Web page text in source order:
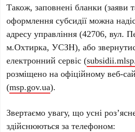
Також, заповнені бланки (заяви
оформлення субсидії можна
адресу управління (42706, вул.
м.Охтирка, УСЗН), або
електронний сервіс (
розміщено на офіційному веб-
(msp.gov.ua).
Звертаємо увагу, що усні
здійснюються за телефоном: